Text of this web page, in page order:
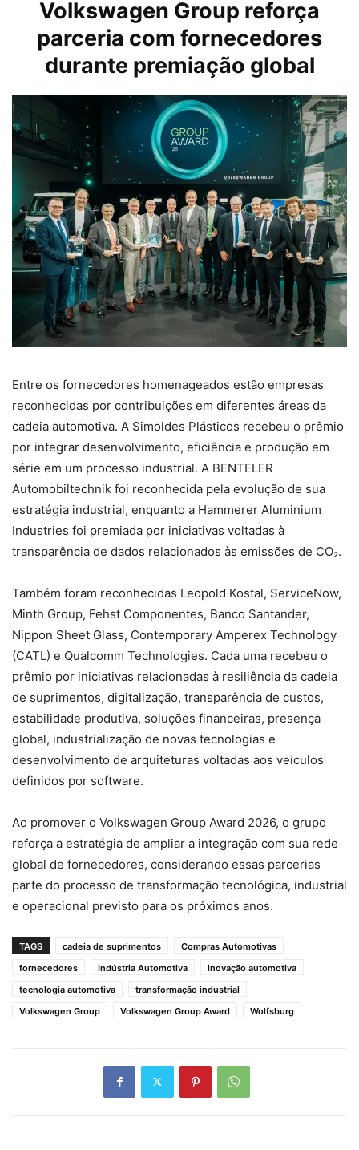
Volkswagen Group reforça
parceria com fornecedores
durante premiação global
Entre os fornecedores homenageados estão empresas
reconhecidas por contribuições em diferentes áreas da
cadeia automotiva. A Simoldes Plásticos recebeu o prêmio
por integrar desenvolvimento, eficiência e produção em
série em um processo industrial. A BENTELER
Automobiltechnik foi reconhecida pela evolução de sua
estratégia industrial, enquanto a Hammerer Aluminium
Industries foi premiada por iniciativas voltadas à
transparência de dados relacionados às emissões de CO₂.
Também foram reconhecidas Leopold Kostal, ServiceNow,
Minth Group, Fehst Componentes, Banco Santander,
Nippon Sheet Glass, Contemporary Amperex Technology
(CATL) e Qualcomm Technologies. Cada uma recebeu o
prêmio por iniciativas relacionadas à resiliência da cadeia
de suprimentos, digitalização, transparência de custos,
estabilidade produtiva, soluções financeiras, presença
global, industrialização de novas tecnologias e
desenvolvimento de arquiteturas voltadas aos veículos
definidos por software.
Ao promover o Volkswagen Group Award 2026, o grupo
reforça a estratégia de ampliar a integração com sua rede
global de fornecedores, considerando essas parcerias
parte do processo de transformação tecnológica, industrial
e operacional previsto para os próximos anos.
TAGS cadeia de suprimentos
Compras Automotivas
fornecedores
Indústria Automotiva
inovação automotiva
tecnologia automotiva
transformação industrial
Volkswagen Group
Volkswagen Group Award Wolfsburg